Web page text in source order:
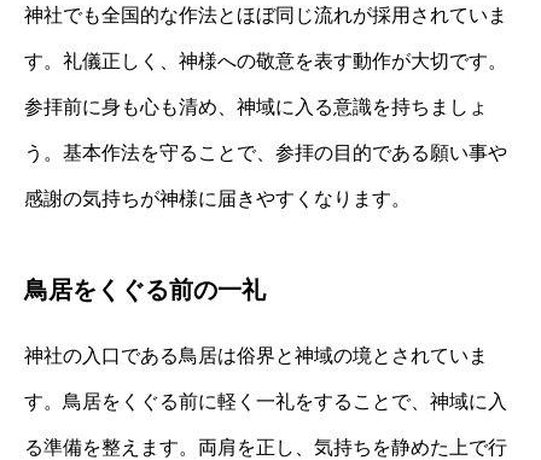
神社でも全国的な作法とほぼ同じ流れが採用されていま
す。礼儀正しく、神様への敬意を表す動作が大切です。
参拝前に身も心も清め、神域に入る意識を持ちましょ
う。基本作法を守ることで、参拝の目的である願い事や
感謝の気持ちが神様に届きやすくなります。
鳥居をくぐる前の一礼
神社の入口である鳥居は俗界と神域の境とされていま
す。鳥居をくぐる前に軽く一礼をすることで、神域に入
る準備を整えます。両肩を正し、気持ちを静めた上で行